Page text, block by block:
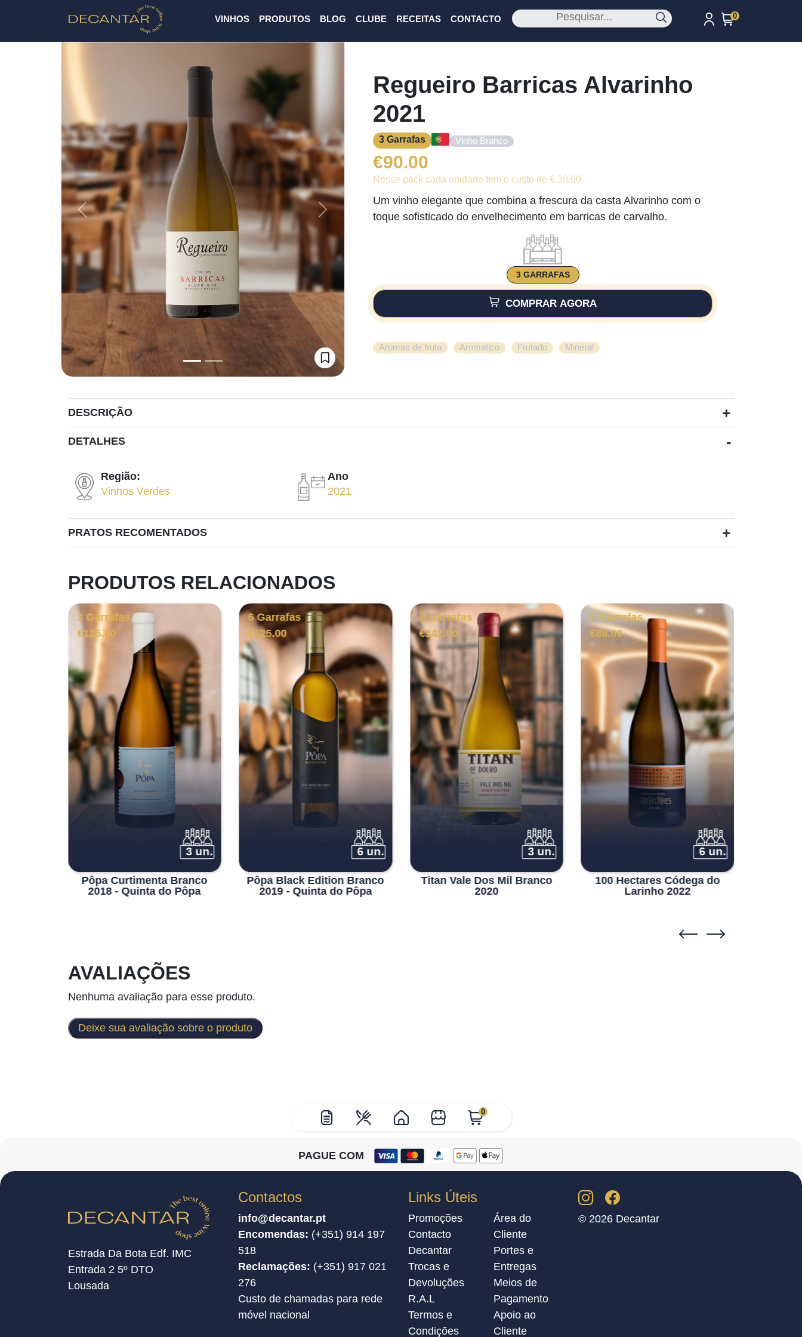
VINHOS PRODUTOS BLOG CLUBE RECEITAS CONTACTO 0
0
Previous Next
Regueiro Barricas Alvarinho
2021
3 Garrafas Vinho Branco
€90.00
Nesse pack cada unidade tem o custo de € 30.00
Um vinho elegante que combina a frescura da casta Alvarinho com o
toque sofisticado do envelhecimento em barricas de carvalho.
3 GARRAFAS
COMPRAR AGORA
Aromas de fruta Aromatico Frutado Mineral
DESCRIÇÃO +
DETALHES -
Região:
Vinhos Verdes
Ano
2021
PRATOS RECOMENTADOS +
PRODUTOS RELACIONADOS
3 Garrafas
€125.00
3 un.
Pôpa Curtimenta Branco
2018 - Quinta do Pôpa
6 Garrafas
€125.00
6 un.
Pôpa Black Edition Branco
2019 - Quinta do Pôpa
3 Garrafas
€142.00
3 un.
Titan Vale Dos Mil Branco
2020
6 Garrafas
€88.00
6 un.
100 Hectares Códega do
Larinho 2022
AVALIAÇÕES
Nenhuma avaliação para esse produto.
Deixe sua avaliação sobre o produto
PAGUE COM
Estrada Da Bota Edf. IMC
Entrada 2 5º DTO
Lousada
Contactos
info@decantar.pt
Encomendas: (+351) 914 197
518
Reclamações: (+351) 917 021
276
Custo de chamadas para rede
móvel nacional
Links Úteis
Promoções
Contacto
Decantar
Trocas e
Devoluções
R.A.L
Termos e
Condições
Área do
Cliente
Portes e
Entregas
Meios de
Pagamento
Apoio ao
Cliente
© 2026 Decantar